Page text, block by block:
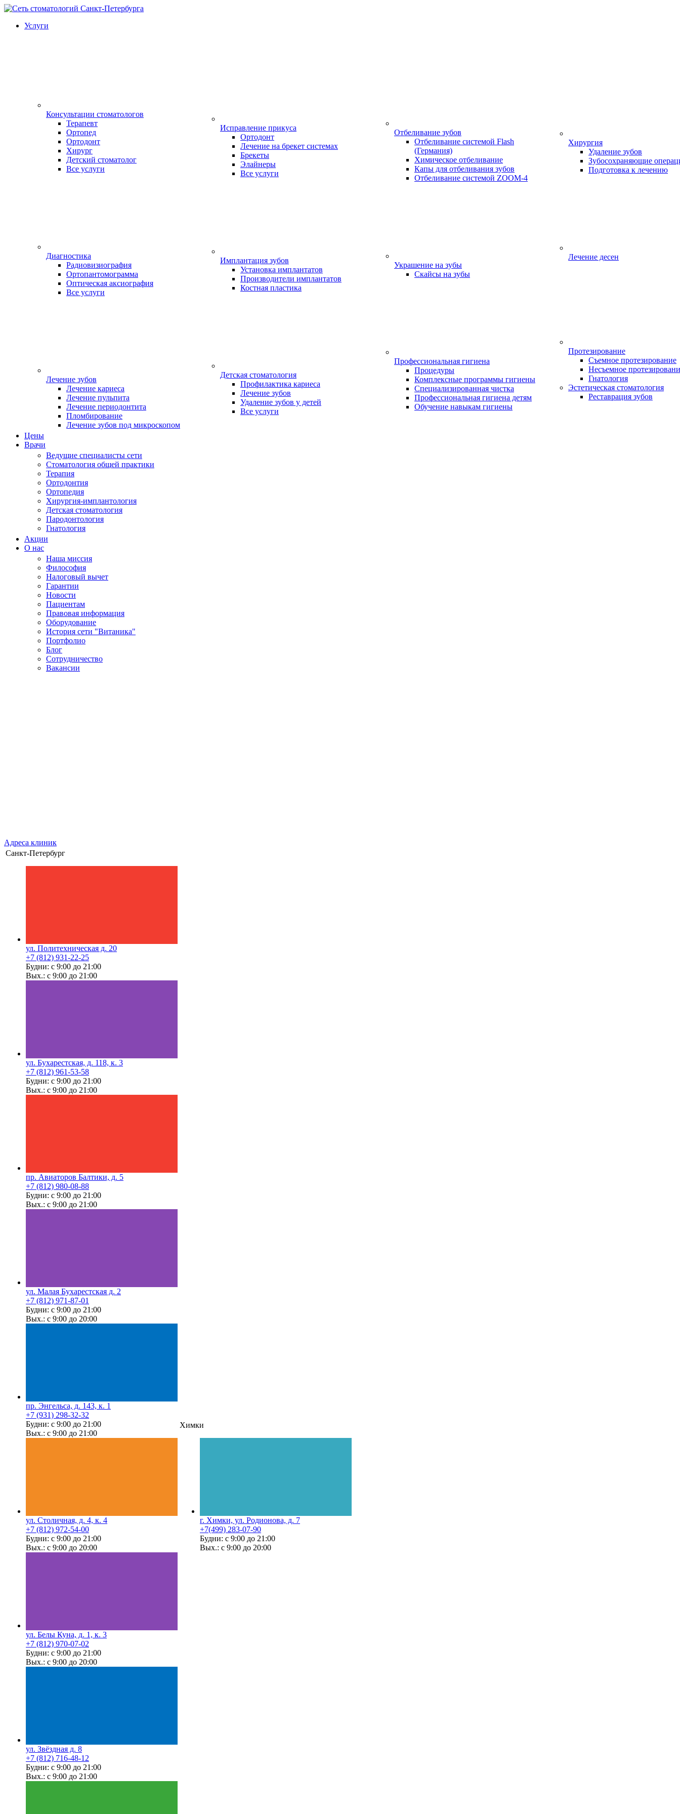
Услуги
Консультации стоматологов
Терапевт
Ортопед
Ортодонт
Хирург
Детский стоматолог
Все услуги
Диагностика
Радиовизиография
Ортопантомограмма
Оптическая аксиография
Все услуги
Лечение зубов
Лечение кариеса
Лечение пульпита
Лечение периодонтита
Пломбирование
Лечение зубов под микроскопом
Исправление прикуса
Ортодонт
Лечение на брекет системах
Брекеты
Элайнеры
Все услуги
Имплантация зубов
Установка имплантатов
Производители имплантатов
Костная пластика
Детская стоматология
Профилактика кариеса
Лечение зубов
Удаление зубов у детей
Все услуги
Отбеливание зубов
Отбеливание системой Flash
(Германия)
Химическое отбеливание
Капы для отбеливания зубов
Отбеливание системой ZOOM-4
Украшение на зубы
Скайсы на зубы
Профессиональная гигиена
Процедуры
Комплексные программы гигиены
Специализированная чистка
Профессиональная гигиена детям
Обучение навыкам гигиены
Хирургия
Удаление зубов
Зубосохраняющие
Подготовка к лечению
Лечение десен
Протезирование
Съемное протезирование
Несъемное
Гнатология
Эстетическая стоматология
Реставрация зубов
Цены
Врачи
Ведущие специалисты сети
Стоматология общей практики
Терапия
Ортодонтия
Ортопедия
Хирургия-имплантология
Детская стоматология
Пародонтология
Гнатология
Акции
О нас
Наша миссия
Философия
Налоговый вычет
Гарантии
Новости
Пациентам
Правовая информация
Оборудование
История сети "Витаника"
Портфолио
Блог
Сотрудничество
Вакансии
Адреса клиник
Санкт-Петербург
ул. Политехническая д. 20
+7 (812) 931-22-25
Будни: с 9:00 до 21:00
Вых.: с 9:00 до 21:00
ул. Бухарестская, д. 118, к. 3
+7 (812) 961-53-58
Будни: с 9:00 до 21:00
Вых.: с 9:00 до 21:00
пр. Авиаторов Балтики, д. 5
+7 (812) 980-08-88
Будни: с 9:00 до 21:00
Вых.: с 9:00 до 21:00
ул. Малая Бухарестская д. 2
+7 (812) 971-87-01
Будни: с 9:00 до 21:00
Вых.: с 9:00 до 20:00
пр. Энгельса, д. 143, к. 1
+7 (931) 298-32-32
Будни: с 9:00 до 21:00
Вых.: с 9:00 до 21:00
ул. Столичная, д. 4, к. 4
+7 (812) 972-54-00
Будни: с 9:00 до 21:00
Вых.: с 9:00 до 20:00
ул. Белы Куна, д. 1, к. 3
+7 (812) 970-07-02
Будни: с 9:00 до 21:00
Вых.: с 9:00 до 20:00
ул. Звёздная д. 8
+7 (812) 716-48-12
Будни: с 9:00 до 21:00
Вых.: с 9:00 до 21:00
Химки
г. Химки, ул. Родионова, д. 7
+7(499) 283-07-90
Будни: с 9:00 до 21:00
Вых.: с 9:00 до 20:00